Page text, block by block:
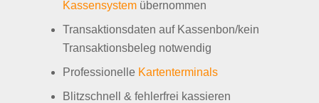
Kassensystem übernommen
Transaktionsdaten auf Kassenbon/kein
Transaktionsbeleg notwendig
Professionelle Kartenterminals
Blitzschnell & fehlerfrei kassieren